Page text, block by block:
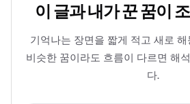
이 글과 내가 꾼 꿈이
기억나는 장면을 짧게 적고 새로
비슷한 꿈이라도 흐름이 다르면 해
다.